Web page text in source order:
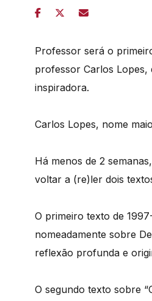
Professor será o
professor Carlos Lopes,
inspiradora.
Carlos Lopes, nome
Há menos de 2
voltar a (re)ler dois
O primeiro texto de
nomeadamente sobre
reflexão profunda e
O segundo texto sobre